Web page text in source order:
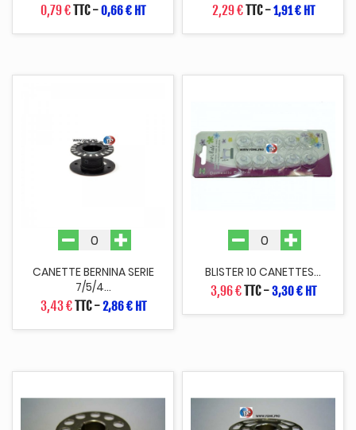
0,79 €TTC-0,66 € HT
2,29 €TTC-1,91 € HT
CANETTE BERNINA SERIE
7/5/4...
3,43 €TTC-2,86 € HT
BLISTER 10 CANETTES...
3,96 €TTC-3,30 € HT